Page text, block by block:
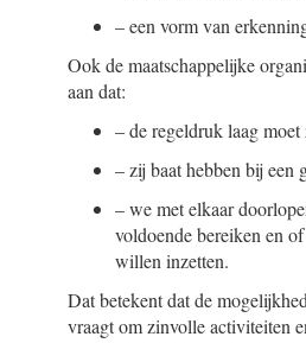
–een vorm van
Ook de maatschappelijke
aan dat:
–de regeldruk laag
–zij baat hebben bij een
–we met elkaar
voldoende bereiken en
willen inzetten.
Dat betekent dat de
vraagt om zinvolle activiteiten